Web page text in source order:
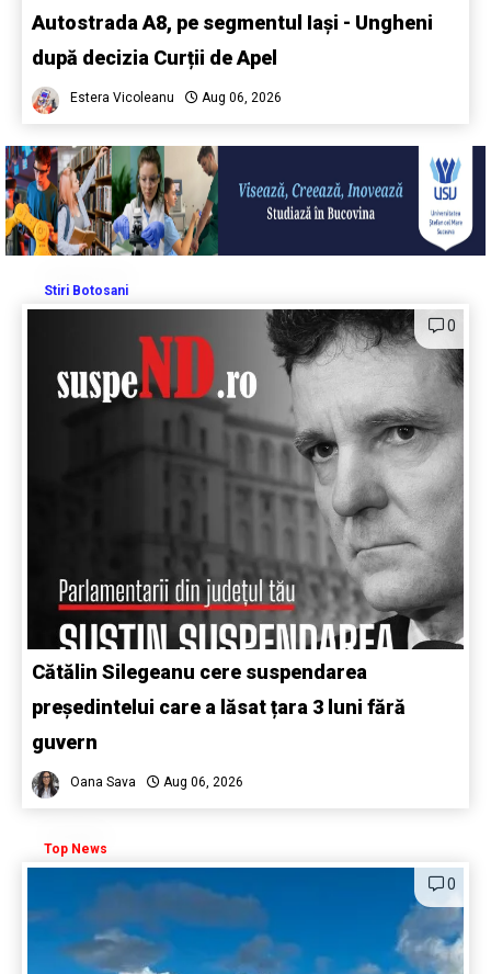
Autostrada A8, pe segmentul Iași - Ungheni
după decizia Curții de Apel
Estera Vicoleanu Aug 06, 2026
Stiri Botosani
0
Cătălin Silegeanu cere suspendarea
președintelui care a lăsat țara 3 luni fără
guvern
Oana Sava Aug 06, 2026
Top News
0